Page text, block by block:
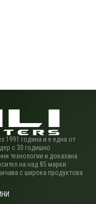
1991 година и е една от
с 30 годишно
технологии и доказана
на над 85 марки
с широка продуктова